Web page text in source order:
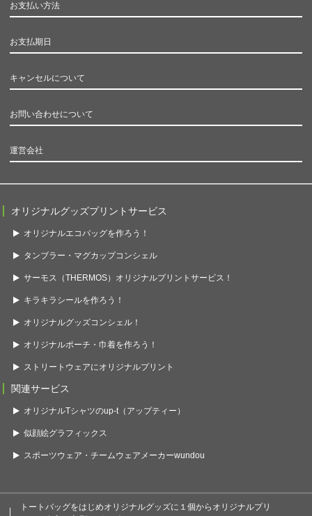
お支払い方法
お支払期日
キャンセルについて
お問い合わせについて
運営会社
オリジナルグッズプリントサービス
オリジナルエコバッグを作ろう！
タンブラー・マグカップコンシェル
サーモス（THERMOS）オリジナルプリントサービス！
キラキラシールを作ろう！
オリジナルグッズコンシェル！
オリジナルポーチ・巾着を作ろう！
ストリートウェアにオリジナルプリント
関連サービス
オリジナルTシャツのup-t（アップティー）
似顔絵グラフィックス
スポーツウェア・チームウェアメーカーwundou
トートバッグをはじめオリジナルグッズに１個からオリジナルプリ